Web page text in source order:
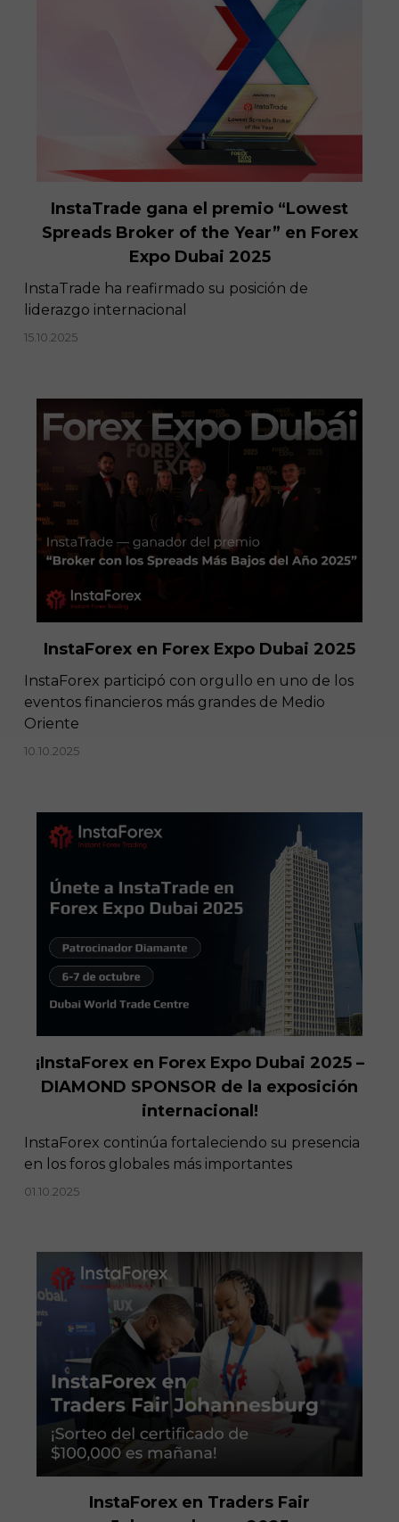
InstaTrade gana el premio “Lowest
Spreads Broker of the Year” en Forex
Expo Dubai 2025
​InstaTrade ha reafirmado su posición de
liderazgo internacional
15.10.2025
InstaForex en Forex Expo Dubai 2025
​InstaForex participó con orgullo en uno de los
eventos financieros más grandes de Medio
Oriente
10.10.2025
¡InstaForex en Forex Expo Dubai 2025 –
DIAMOND SPONSOR de la exposición
internacional!
InstaForex continúa fortaleciendo su presencia
en los foros globales más importantes
01.10.2025
InstaForex en Traders Fair